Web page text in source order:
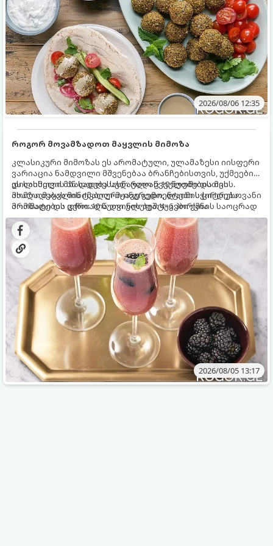
2026/08/06 12:35
როგორ მოვამზადოთ მაყვლის მიმოზა
კლასიკური მიმოზას ეს არომატული, ულამაზესი იისფერი
ვარიაცია ნამდვილი მშვენებაა ბრანჩებისთვის, უქმეების
დილისთვის ან სადღესასწაულო წვეულებებისთვის.
ახალი მაყვლის ტკბილ-მჟავე გემო, ლაიმის ციტრუსოვანი
არომატი და ცქრიალა ღვინის ბუშტუკები ქმნის საოცრად
დახვეწილ და მაგრილებელ კოქტეილს.
ეს სასმელი მზადდება სულ რაღაც 10 წუთში და მის
მომზადებას მინიმალური ინგრედიენტები სჭირდება.
მომზადების დრო: 10 წუთი ულუფა: 4–6 პორცია
2026/08/05 13:17